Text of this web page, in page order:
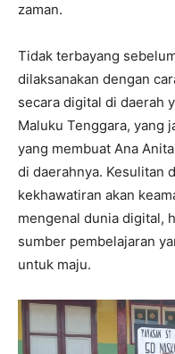
zaman.
Tidak terbayang
dilaksanakan dengan
secara digital di daerah
Maluku Tenggara, yang
yang membuat Ana
di daerahnya. Kesulitan
kekhawatiran akan
mengenal dunia digital,
sumber pembelajaran
untuk maju.